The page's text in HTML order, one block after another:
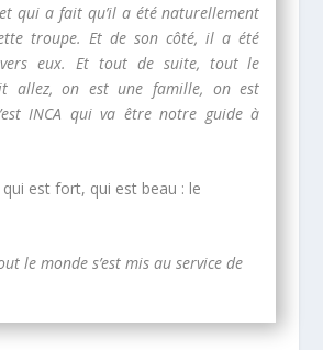
et qui a fait qu’il a été naturellement
troupe. Et de son côté, il a été
eux. Et tout de suite, tout le
allez, on est une famille, on est
INCA qui va être notre guide à
qui est fort, qui est beau : le
le monde s’est mis au service de